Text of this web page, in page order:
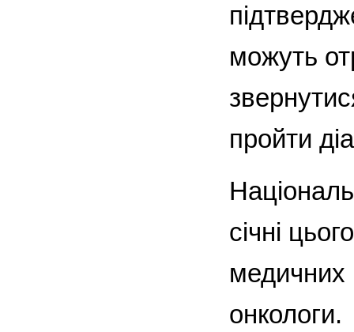
можуть
пройти
січні
медичних
онкологи.